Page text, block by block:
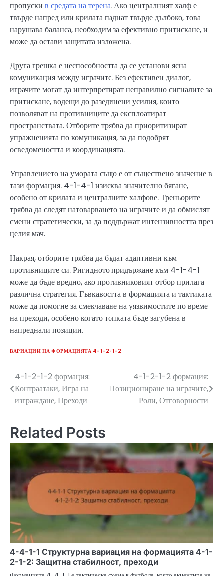
пропуски в средата на терена. Ако централният халф е
твърде напред или крилата паднат твърде дълбоко, това
нарушава баланса, необходим за ефективно притискане, и
може да остави защитата изложена.
Друга грешка е неспособността да се установи ясна
комуникация между играчите. Без ефективен диалог,
играчите могат да интерпретират неправилно сигналите за
притискане, водещи до разединени усилия, които
позволяват на противниците да експлоатират
пространствата. Отборите трябва да приоритизират
упражненията по комуникация, за да подобрят
осведомеността и координацията.
Управлението на умората също е от съществено значение в
тази формация. 4-1-4-1 изисква значително бягане,
особено от крилата и централните халфове. Треньорите
трябва да следят натоварването на играчите и да обмислят
смени стратегически, за да поддържат интензивността през
целия мач.
Накрая, отборите трябва да бъдат адаптивни към
противниците си. Ригидното придържане към 4-1-4-1
може да бъде вредно, ако противниковият отбор прилага
различна стратегия. Гъвкавостта в формацията и тактиката
може да помогне за смекчаване на уязвимостите по време
на преходи, особено когато топката бъде загубена в
напреднали позиции.
ВАРИАЦИИ НА ФОРМАЦИЯТА 4-1-2-1-2
Post
navigation
4-1-2-1-2 формация:
Контраатаки, Игра на
изграждане, Преходи
4-1-2-1-2 формация:
Позициониране на играчите,
Роли, Отговорности
Related Posts
4-4-1-1 Структурна вариация на формацията 4-1-
2-1-2: Защитна стабилност, преходи